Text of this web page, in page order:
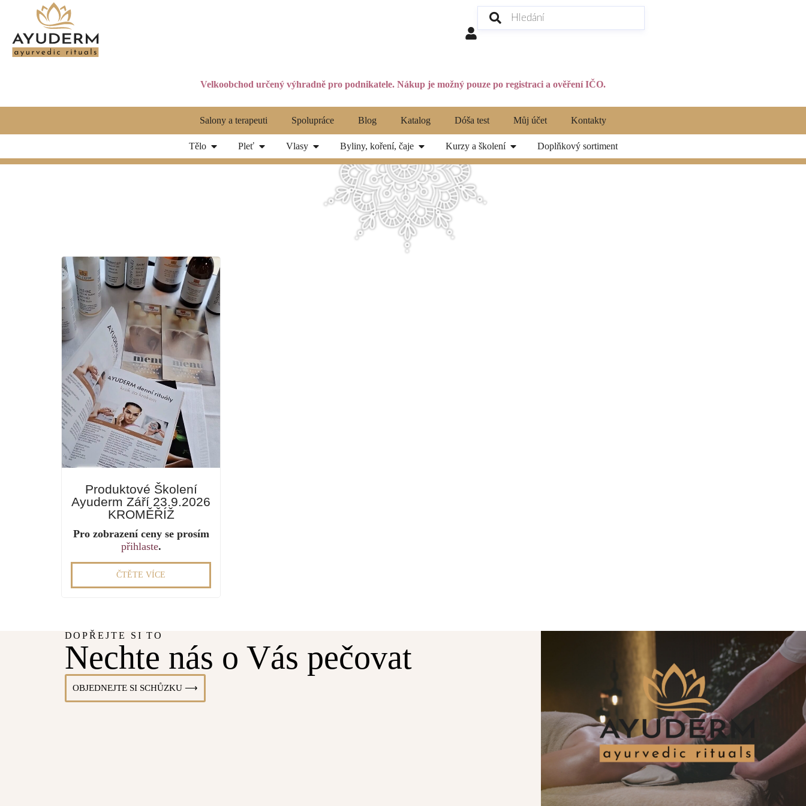
Velkoobchod určený výhradně pro podnikatele. Nákup je možný pouze po registraci a ověření IČO.
Salony a terapeuti Spolupráce Blog Katalog Dóša test Můj účet Kontakty
Tělo Pleť Vlasy Byliny, koření, čaje Kurzy a školení Doplňkový sortiment
Produktové Školení
Ayuderm Září 23.9.2026
KROMĚŘÍŽ
Pro zobrazení ceny se prosím
přihlaste.
ČTĚTE VÍCE
DOPŘEJTE SI TO
Nechte nás o Vás pečovat
OBJEDNEJTE SI SCHŮZKU ⟶